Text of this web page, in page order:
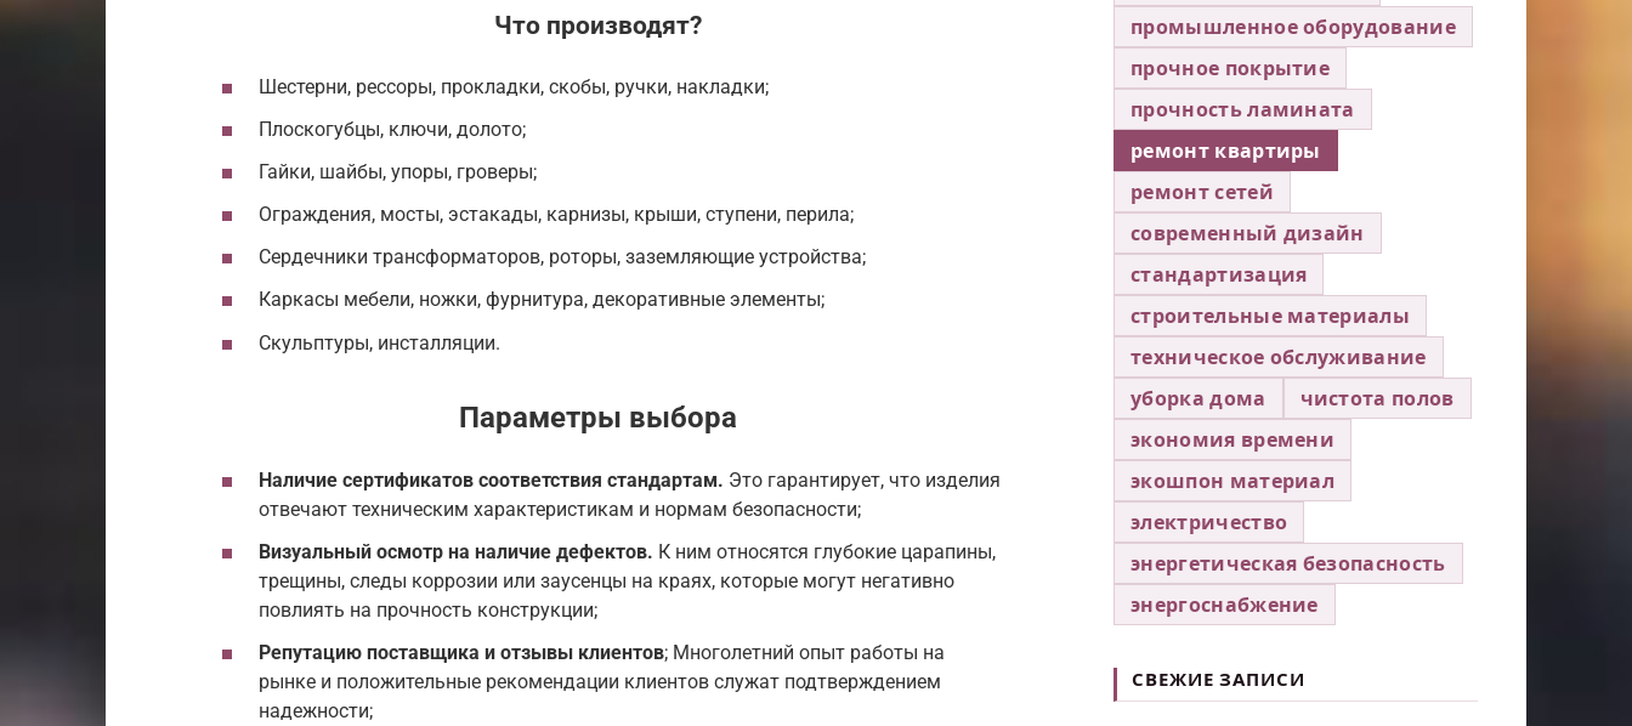
Что производят?
Шестерни, рессоры, прокладки, скобы, ручки, накладки;
Плоскогубцы, ключи, долото;
Гайки, шайбы, упоры, гроверы;
Ограждения, мосты, эстакады, карнизы, крыши, ступени, перила;
Сердечники трансформаторов, роторы, заземляющие устройства;
Каркасы мебели, ножки, фурнитура, декоративные элементы;
Скульптуры, инсталляции.
Параметры выбора
Наличие сертификатов соответствия стандартам. Это гарантирует, что изделия
отвечают техническим характеристикам и нормам безопасности;
Визуальный осмотр на наличие дефектов. К ним относятся глубокие царапины,
трещины, следы коррозии или заусенцы на краях, которые могут негативно
повлиять на прочность конструкции;
Репутацию поставщика и отзывы клиентов; Многолетний опыт работы на
рынке и положительные рекомендации клиентов служат подтверждением
надежности;
промышленное оборудование
прочное покрытие
прочность ламината
ремонт квартиры
ремонт сетей
современный дизайн
стандартизация
строительные материалы
техническое обслуживание
уборка дома
чистота полов
экономия времени
экошпон материал
электричество
энергетическая безопасность
энергоснабжение
СВЕЖИЕ ЗАПИСИ